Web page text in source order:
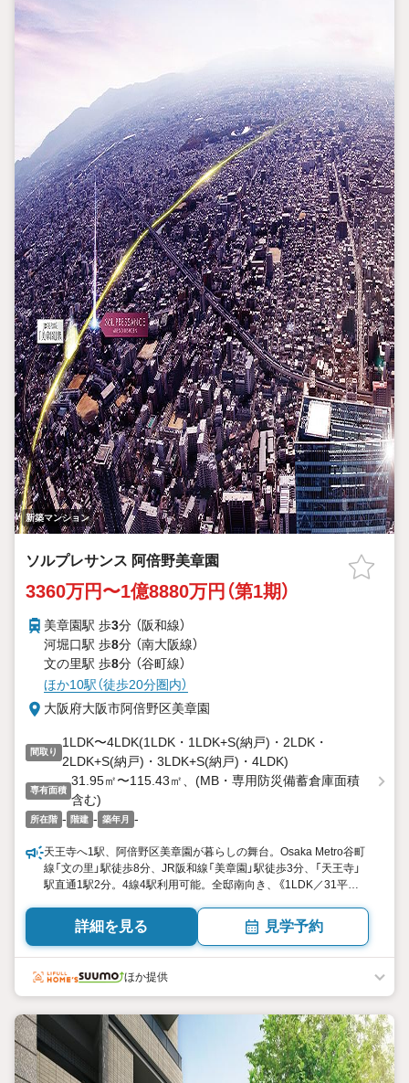
新築マンション
ソルプレサンス 阿倍野美章園
3360万円〜1億8880万円（第1期）
美章園駅 歩3分 （阪和線）
河堀口駅 歩8分 （南大阪線）
文の里駅 歩8分 （谷町線）
ほか10駅（徒歩20分圏内）
大阪府大阪市阿倍野区美章園
間取り
1LDK〜4LDK(1LDK・1LDK+S(納戸)・2LDK・
2LDK+S(納戸)・3LDK+S(納戸)・4LDK)
専有面積
31.95㎡〜115.43㎡、(MB・専用防災備蓄倉庫面積
含む)
所在階 - 階建 - 築年月 -
天王寺へ1駅、阿倍野区美章園が暮らしの舞台。Osaka Metro谷町
線「文の里」駅徒歩8分、JR阪和線「美章園」駅徒歩3分、「天王寺」
駅直通1駅2分。4線4駅利用可能。全邸南向き、《1LDK／31平米
の里中学校が身近＜物件エントリー・来場予約受付中＞
詳細を見る 見学予約
ほか提供